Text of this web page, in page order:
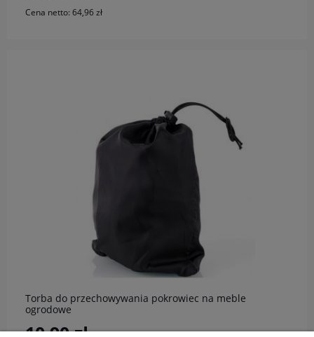
Cena netto: 64,96 zł
Torba do przechowywania pokrowiec na meble
ogrodowe